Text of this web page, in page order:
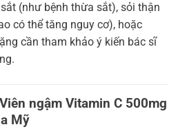
(như bệnh thừa sắt), sỏi thận
có thể tăng nguy cơ), hoặc
cần tham khảo ý kiến bác sĩ
ngậm Vitamin C 500mg
Mỹ